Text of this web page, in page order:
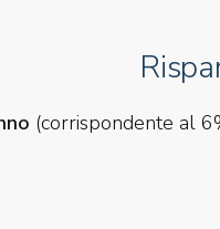
(corrispondente al